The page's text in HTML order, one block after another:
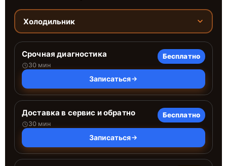
Холодильник
Срочная диагностика
30 мин
Бесплатно
Записаться
Доставка в сервис и обратно
30 мин
Бесплатно
Записаться